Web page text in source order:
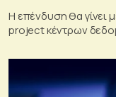
Η επένδυση θα γίνει
project κέντρων